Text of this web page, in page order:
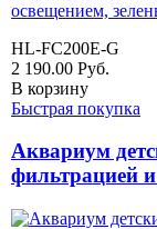
HL-FC200E-G
2 190.00 Руб.
В корзину
Быстрая покупка
Аквариум
фильтрацией